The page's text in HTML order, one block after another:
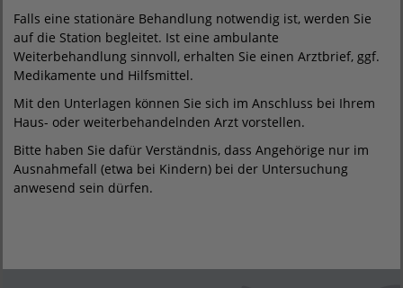
Falls eine stationäre Behandlung notwendig ist, werden Sie
auf die Station begleitet. Ist eine ambulante
Weiterbehandlung sinnvoll, erhalten Sie einen Arztbrief, ggf.
Medikamente und Hilfsmittel.
Mit den Unterlagen können Sie sich im Anschluss bei Ihrem
Haus- oder weiterbehandelnden Arzt vorstellen.
Bitte haben Sie dafür Verständnis, dass Angehörige nur im
Ausnahmefall (etwa bei Kindern) bei der Untersuchung
anwesend sein dürfen.